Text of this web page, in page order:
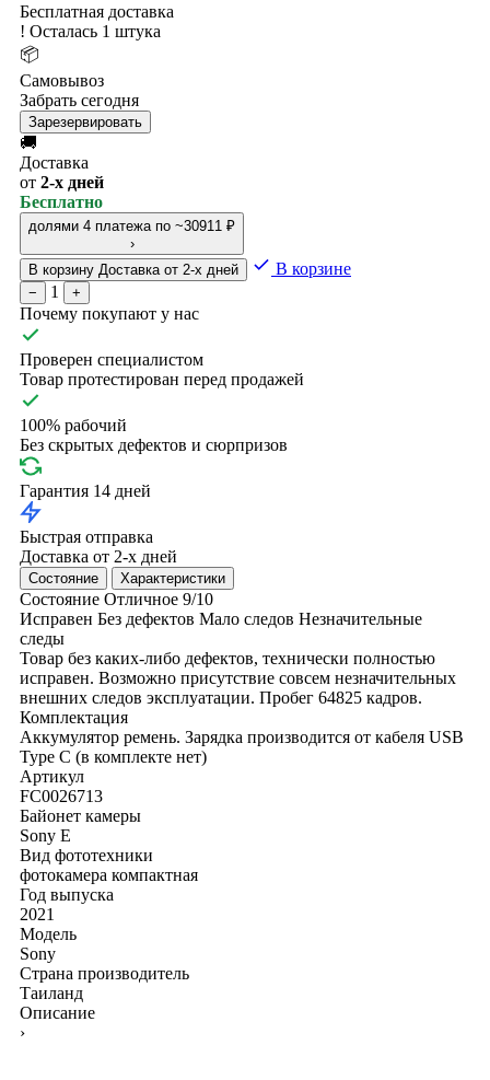
Бесплатная доставка
! Осталась 1 штука
📦
Самовывоз
Забрать сегодня
Зарезервировать
🚚
Доставка
от 2-х дней
Бесплатно
долями 4 платежа по ~30911 ₽
›
В корзину Доставка от 2-х дней В корзине
− 1 +
Почему покупают у нас
Проверен специалистом
Товар протестирован перед продажей
100% рабочий
Без скрытых дефектов и сюрпризов
Гарантия 14 дней
Быстрая отправка
Доставка от 2-х дней
Состояние Характеристики
Состояние Отличное 9/10
Исправен Без дефектов Мало следов Незначительные
следы
Товар без каких-либо дефектов, технически полностью
исправен. Возможно присутствие совсем незначительных
внешних следов эксплуатации. Пробег 64825 кадров.
Комплектация
Аккумулятор ремень. Зарядка производится от кабеля USB
Type C (в комплекте нет)
Артикул
FC0026713
Байонет камеры
Sony E
Вид фототехники
фотокамера компактная
Год выпуска
2021
Модель
Sony
Страна производитель
Таиланд
Описание
›